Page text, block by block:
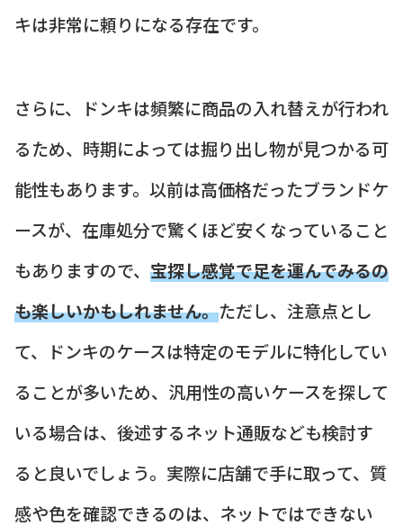
キは非常に頼りになる存在です。
さらに、ドンキは頻繁に商品の入れ替えが行われ
るため、時期によっては掘り出し物が見つかる可
能性もあります。以前は高価格だったブランドケ
ースが、在庫処分で驚くほど安くなっていること
もありますので、 宝探し感覚で足を運んでみるの
も楽しいかもしれません。ただし、注意点とし
て、ドンキのケースは特定のモデルに特化してい
ることが多いため、汎用性の高いケースを探して
いる場合は、後述するネット通販なども検討す
ると良いでしょう。実際に店舗で手に取って、質
感や色を確認できるのは、ネットではできない